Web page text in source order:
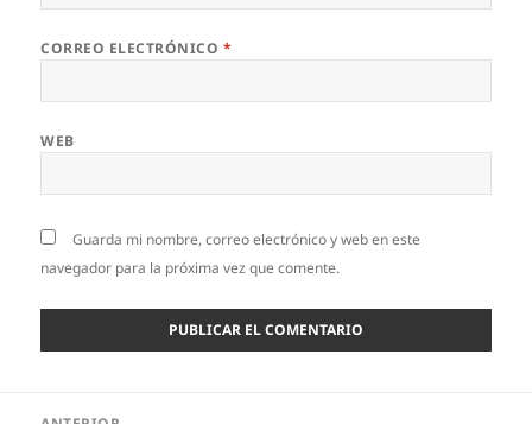
CORREO ELECTRÓNICO *
WEB
Guarda mi nombre, correo electrónico y web en este
navegador para la próxima vez que comente.